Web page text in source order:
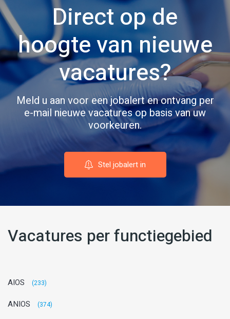
Direct op de
hoogte van nieuwe
vacatures?
Meld u aan voor een jobalert en ontvang per
e-mail nieuwe vacatures op basis van uw
voorkeuren.
Stel jobalert in
Vacatures per functiegebied
AIOS (233)
ANIOS (374)